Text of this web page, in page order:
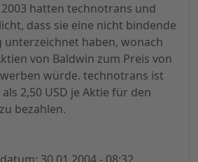
hatten technotrans und
dass sie eine nicht bindende
haben, wonach
von Baldwin zum Preis von
würde. technotrans ist
2,50 USD je Aktie für den
bezahlen.